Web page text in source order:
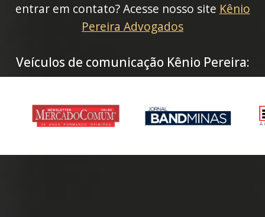
entrar em contato? Acesse nosso site Kênio
Pereira Advogados
Veículos de comunicação Kênio Pereira: